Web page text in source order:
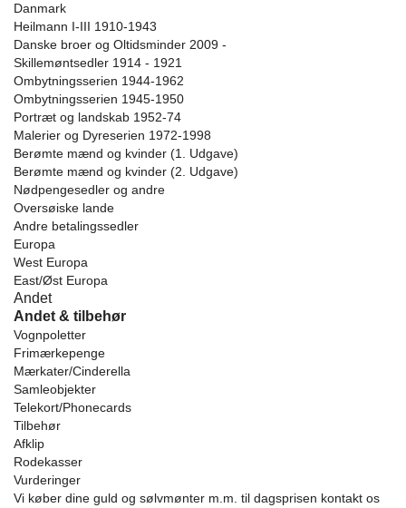
Danmark
Heilmann I-III 1910-1943
Danske broer og Oltidsminder 2009 -
Skillemøntsedler 1914 - 1921
Ombytningsserien 1944-1962
Ombytningsserien 1945-1950
Portræt og landskab 1952-74
Malerier og Dyreserien 1972-1998
Berømte mænd og kvinder (1. Udgave)
Berømte mænd og kvinder (2. Udgave)
Nødpengesedler og andre
Oversøiske lande
Andre betalingssedler
Europa
West Europa
East/Øst Europa
Andet
Andet & tilbehør
Vognpoletter
Frimærkepenge
Mærkater/Cinderella
Samleobjekter
Telekort/Phonecards
Tilbehør
Afklip
Rodekasser
Vurderinger
Vi køber dine guld og sølvmønter m.m. til dagsprisen kontakt os